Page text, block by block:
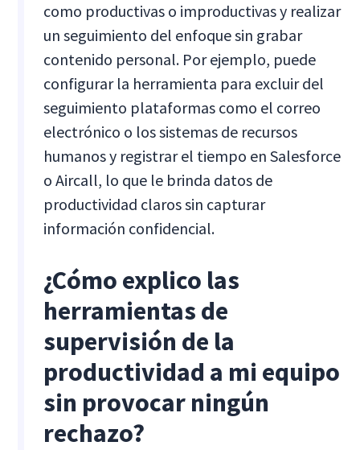
como productivas o improductivas y realizar
un seguimiento del enfoque sin grabar
contenido personal. Por ejemplo, puede
configurar la herramienta para excluir del
seguimiento plataformas como el correo
electrónico o los sistemas de recursos
humanos y registrar el tiempo en Salesforce
o Aircall, lo que le brinda datos de
productividad claros sin capturar
información confidencial.
¿Cómo explico las
herramientas de
supervisión de la
productividad a mi equipo
sin provocar ningún
rechazo?